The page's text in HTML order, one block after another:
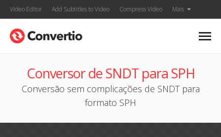
Video Editor Add Subtitles to Video Compress Video Mais
Conversor de SNDT para SPH
Conversão sem complicações de SNDT para
formato SPH